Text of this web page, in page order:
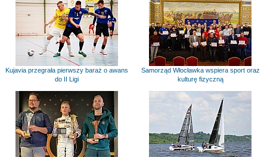
Kujavia przegrała pierwszy baraż o awans
do II Ligi
Samorząd Włocławka wspiera sport oraz
kulturę fizyczną